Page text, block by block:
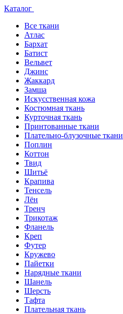
Каталог
Все ткани
Атлас
Бархат
Батист
Вельвет
Джинс
Жаккард
Замша
Искусственная кожа
Костюмная ткань
Курточная ткань
Принтованные ткани
Плательно-блузочные ткани
Поплин
Коттон
Твид
Шитьё
Крапива
Тенсель
Лён
Тренч
Трикотаж
Фланель
Креп
Футер
Кружево
Пайетки
Нарядные ткани
Шанель
Шерсть
Тафта
Плательная ткань